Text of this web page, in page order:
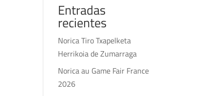
Entradas
recientes
Norica Tiro Txapelketa
Herrikoia de Zumarraga
Norica au Game Fair France
2026